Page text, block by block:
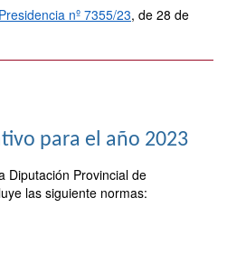
nº 7355/23, de 28 de
para el año 2023
Diputación Provincial de
las siguiente normas: